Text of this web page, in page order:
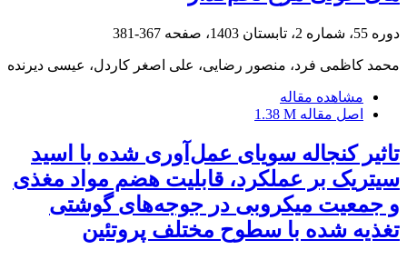
دوره 55، شماره 2، تابستان 1403، صفحه 367-381
محمد کاظمی فرد، منصور رضایی، علی اصغر کاردل، عیسی دیرنده
مشاهده مقاله
اصل مقاله 1.38 M
تاثیر کنجاله سویای عمل‌آوری شده با اسید
سیتریک بر عملکرد، قابلیت هضم مواد مغذی
و جمعیت میکروبی در جوجه‌های گوشتی
تغذیه شده با سطوح مختلف پروتئین